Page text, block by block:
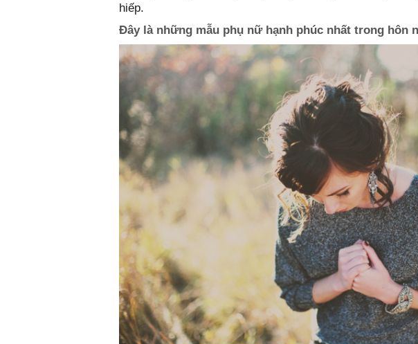
hiếp.
Đây là những mẫu phụ nữ hạnh phúc nhất trong hôn